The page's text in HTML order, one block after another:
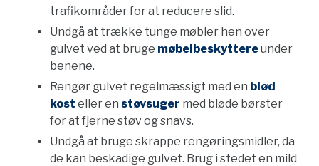
trafikområder for at reducere slid.
Undgå at trække tunge møbler hen over
gulvet ved at bruge møbelbeskyttereunder
benene.
Rengør gulvet regelmæssigt med en blød
kost eller en støvsuger med bløde børster
for at fjerne støv og snavs.
Undgå at bruge skrappe rengøringsmidler, da
de kan beskadige gulvet. Brug i stedet en mild